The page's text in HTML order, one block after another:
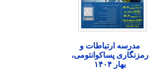
مدرسه ارتباطات و
رمزنگاری پساکوانتومی،
بهار ۱۴۰۴